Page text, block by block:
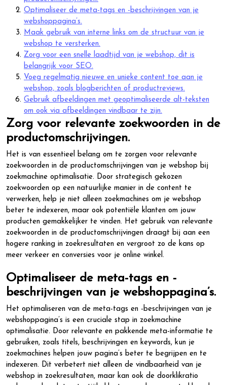
Optimaliseer de meta-tags en -beschrijvingen van je
webshoppagina’s.
Maak gebruik van interne links om de structuur van je
webshop te versterken.
Zorg voor een snelle laadtijd van je webshop, dit is
belangrijk voor SEO.
Voeg regelmatig nieuwe en unieke content toe aan je
webshop, zoals blogberichten of productreviews.
Gebruik afbeeldingen met geoptimaliseerde alt-teksten
om ook via afbeeldingen vindbaar te zijn.
Zorg voor relevante zoekwoorden in de
productomschrijvingen.
Het is van essentieel belang om te zorgen voor relevante
zoekwoorden in de productomschrijvingen van je webshop bij
zoekmachine optimalisatie. Door strategisch gekozen
zoekwoorden op een natuurlijke manier in de content te
verwerken, help je niet alleen zoekmachines om je webshop
beter te indexeren, maar ook potentiële klanten om jouw
producten gemakkelijker te vinden. Het gebruik van relevante
zoekwoorden in de productomschrijvingen draagt bij aan een
hogere ranking in zoekresultaten en vergroot zo de kans op
meer verkeer en conversies voor je online winkel.
Optimaliseer de meta-tags en -
beschrijvingen van je webshoppagina’s.
Het optimaliseren van de meta-tags en -beschrijvingen van je
webshoppagina’s is een cruciale stap in zoekmachine
optimalisatie. Door relevante en pakkende meta-informatie te
gebruiken, zoals titels, beschrijvingen en keywords, kun je
zoekmachines helpen jouw pagina’s beter te begrijpen en te
indexeren. Dit verbetert niet alleen de vindbaarheid van je
webshop in zoekresultaten, maar kan ook de doorklikratio